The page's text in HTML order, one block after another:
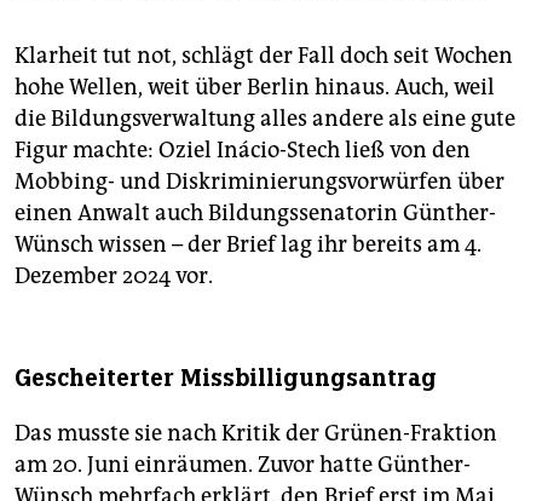
Klarheit tut not, schlägt der Fall doch seit Wochen
hohe Wellen, weit über Berlin hinaus. Auch, weil
die Bildungsverwaltung alles andere als eine gute
Figur machte: Oziel Inácio-Stech ließ von den
Mobbing- und Diskriminierungsvorwürfen über
einen Anwalt auch Bildungssenatorin Günther-
Wünsch wissen – der Brief lag ihr bereits am 4.
Dezember 2024 vor.
Gescheiterter Missbilligungsantrag
Das musste sie nach Kritik der Grünen-Fraktion
am 20. Juni einräumen. Zuvor hatte Günther-